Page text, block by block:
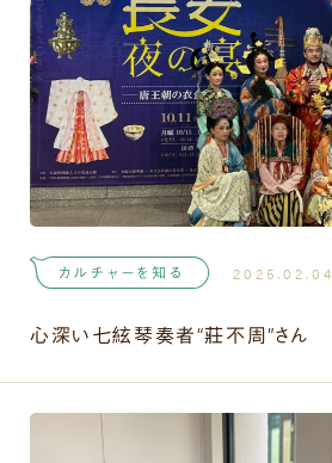
心深い七絃琴奏者“莊不周”さん
2025.02.04
カルチャーを知る